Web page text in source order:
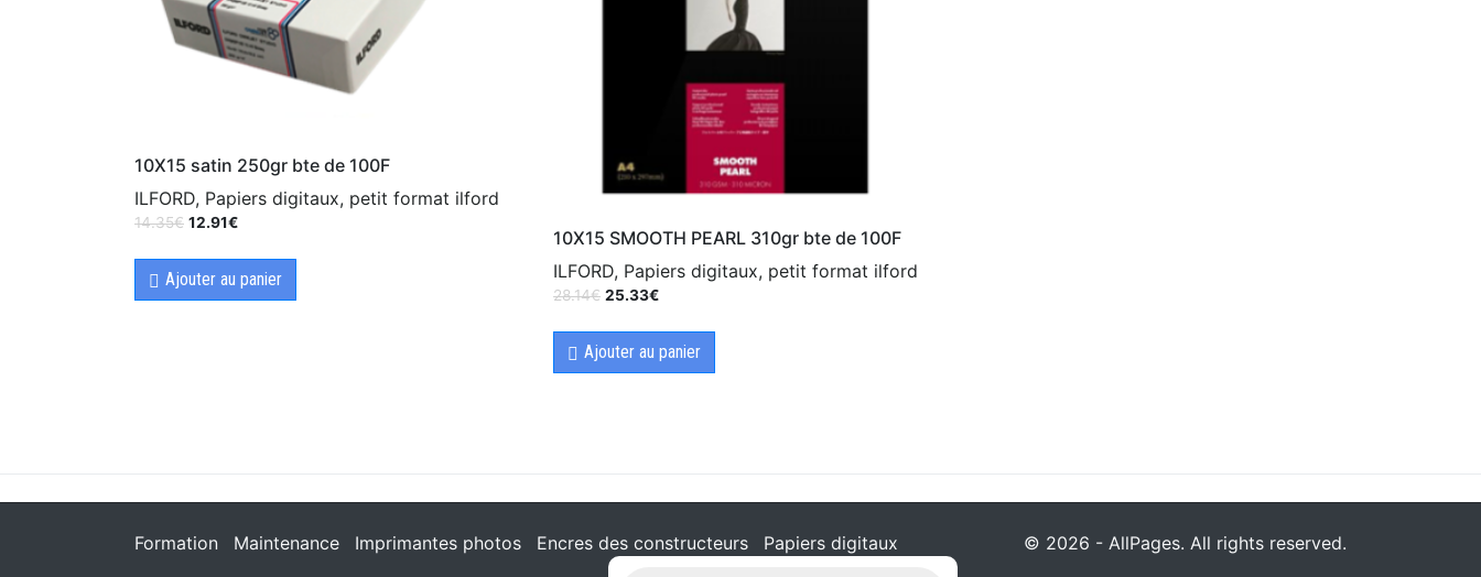
10X15 satin 250gr bte de 100F
ILFORD, Papiers digitaux, petit format ilford
14.35€ 12.91€
Ajouter au panier
10X15 SMOOTH PEARL 310gr bte de 100F
ILFORD, Papiers digitaux, petit format ilford
28.14€ 25.33€
Ajouter au panier
Formation Maintenance Imprimantes photos Encres des constructeurs Papiers digitaux © 2026 - AllPages. All rights reserved.